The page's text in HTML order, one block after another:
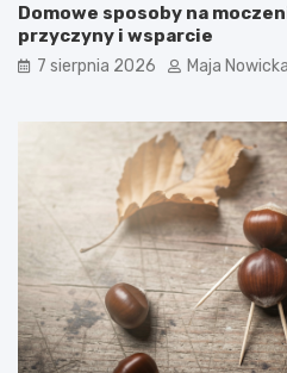
Domowe sposoby na
przyczyny i wsparcie
7 sierpnia 2026 Maja Nowicka